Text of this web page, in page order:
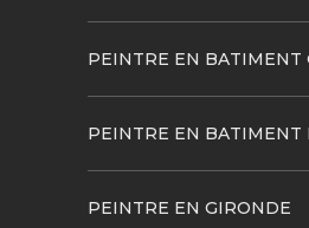
PEINTRE EN BATIMENT
PEINTRE EN BATIMENT
PEINTRE EN GIRONDE